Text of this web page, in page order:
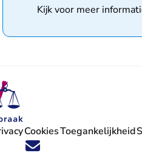
Kijk voor meer
X (Twitter) - U verlaat
op Facebook - U verlaat
ons op Instagram - U verlaat
Volg ons op Youtube - U verlaat
Volg ons op LinkedIn - U
'Blijf op de hoogte'
CookiesToegankelijkheid